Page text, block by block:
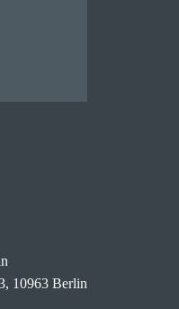
10963 Berlin